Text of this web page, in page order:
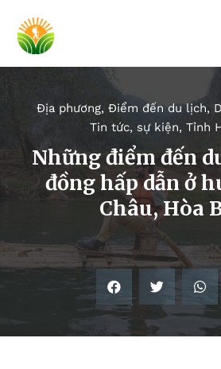
Địa phương, Điểm đến du lịch,
Tin tức, sự kiện, Tỉnh
Những điểm đến
đồng hấp dẫn ở
Châu, Hòa